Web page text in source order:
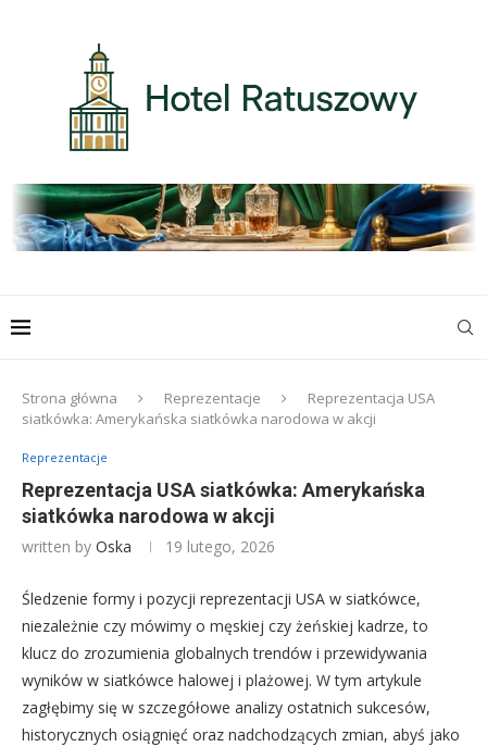
Strona główna Reprezentacje
Reprezentacja USA
siatkówka: Amerykańska siatkówka narodowa w akcji
Reprezentacje
Reprezentacja USA siatkówka: Amerykańska
siatkówka narodowa w akcji
written by Oska 19 lutego, 2026
Śledzenie formy i pozycji reprezentacji USA w siatkówce,
niezależnie czy mówimy o męskiej czy żeńskiej kadrze, to
klucz do zrozumienia globalnych trendów i przewidywania
wyników w siatkówce halowej i plażowej. W tym artykule
zagłębimy się w szczegółowe analizy ostatnich sukcesów,
historycznych osiągnięć oraz nadchodzących zmian, abyś jako